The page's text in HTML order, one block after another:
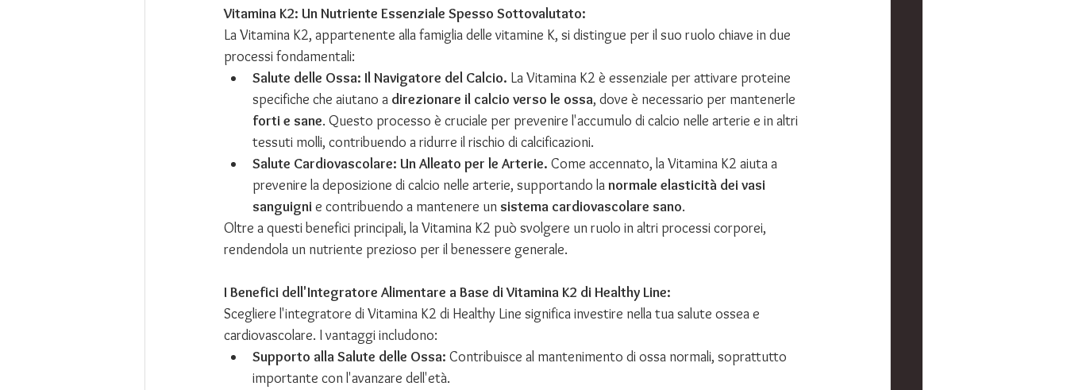
Vitamina K2: Un Nutriente Essenziale Spesso Sottovalutato:
La Vitamina K2, appartenente alla famiglia delle vitamine K, si distingue per il suo ruolo chiave in due
processi fondamentali:
Salute delle Ossa: Il Navigatore del Calcio. La Vitamina K2 è essenziale per attivare proteine
specifiche che aiutano a direzionare il calcio verso le ossa, dove è necessario per mantenerle
forti e sane. Questo processo è cruciale per prevenire l'accumulo di calcio nelle arterie e in altri
tessuti molli, contribuendo a ridurre il rischio di calcificazioni.
Salute Cardiovascolare: Un Alleato per le Arterie. Come accennato, la Vitamina K2 aiuta a
prevenire la deposizione di calcio nelle arterie, supportando la normale elasticità dei vasi
sanguigni e contribuendo a mantenere un sistema cardiovascolare sano.
Oltre a questi benefici principali, la Vitamina K2 può svolgere un ruolo in altri processi corporei,
rendendola un nutriente prezioso per il benessere generale.
I Benefici dell'Integratore Alimentare a Base di Vitamina K2 di Healthy Line:
Scegliere l'integratore di Vitamina K2 di Healthy Line significa investire nella tua salute ossea e
cardiovascolare. I vantaggi includono:
Supporto alla Salute delle Ossa: Contribuisce al mantenimento di ossa normali, soprattutto
importante con l'avanzare dell'età.